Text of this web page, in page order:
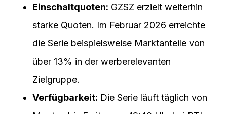
Einschaltquoten: GZSZ erzielt weiterhin
starke Quoten. Im Februar 2026 erreichte
die Serie beispielsweise Marktanteile von
über 13% in der werberelevanten
Zielgruppe.
Verfügbarkeit: Die Serie läuft täglich von